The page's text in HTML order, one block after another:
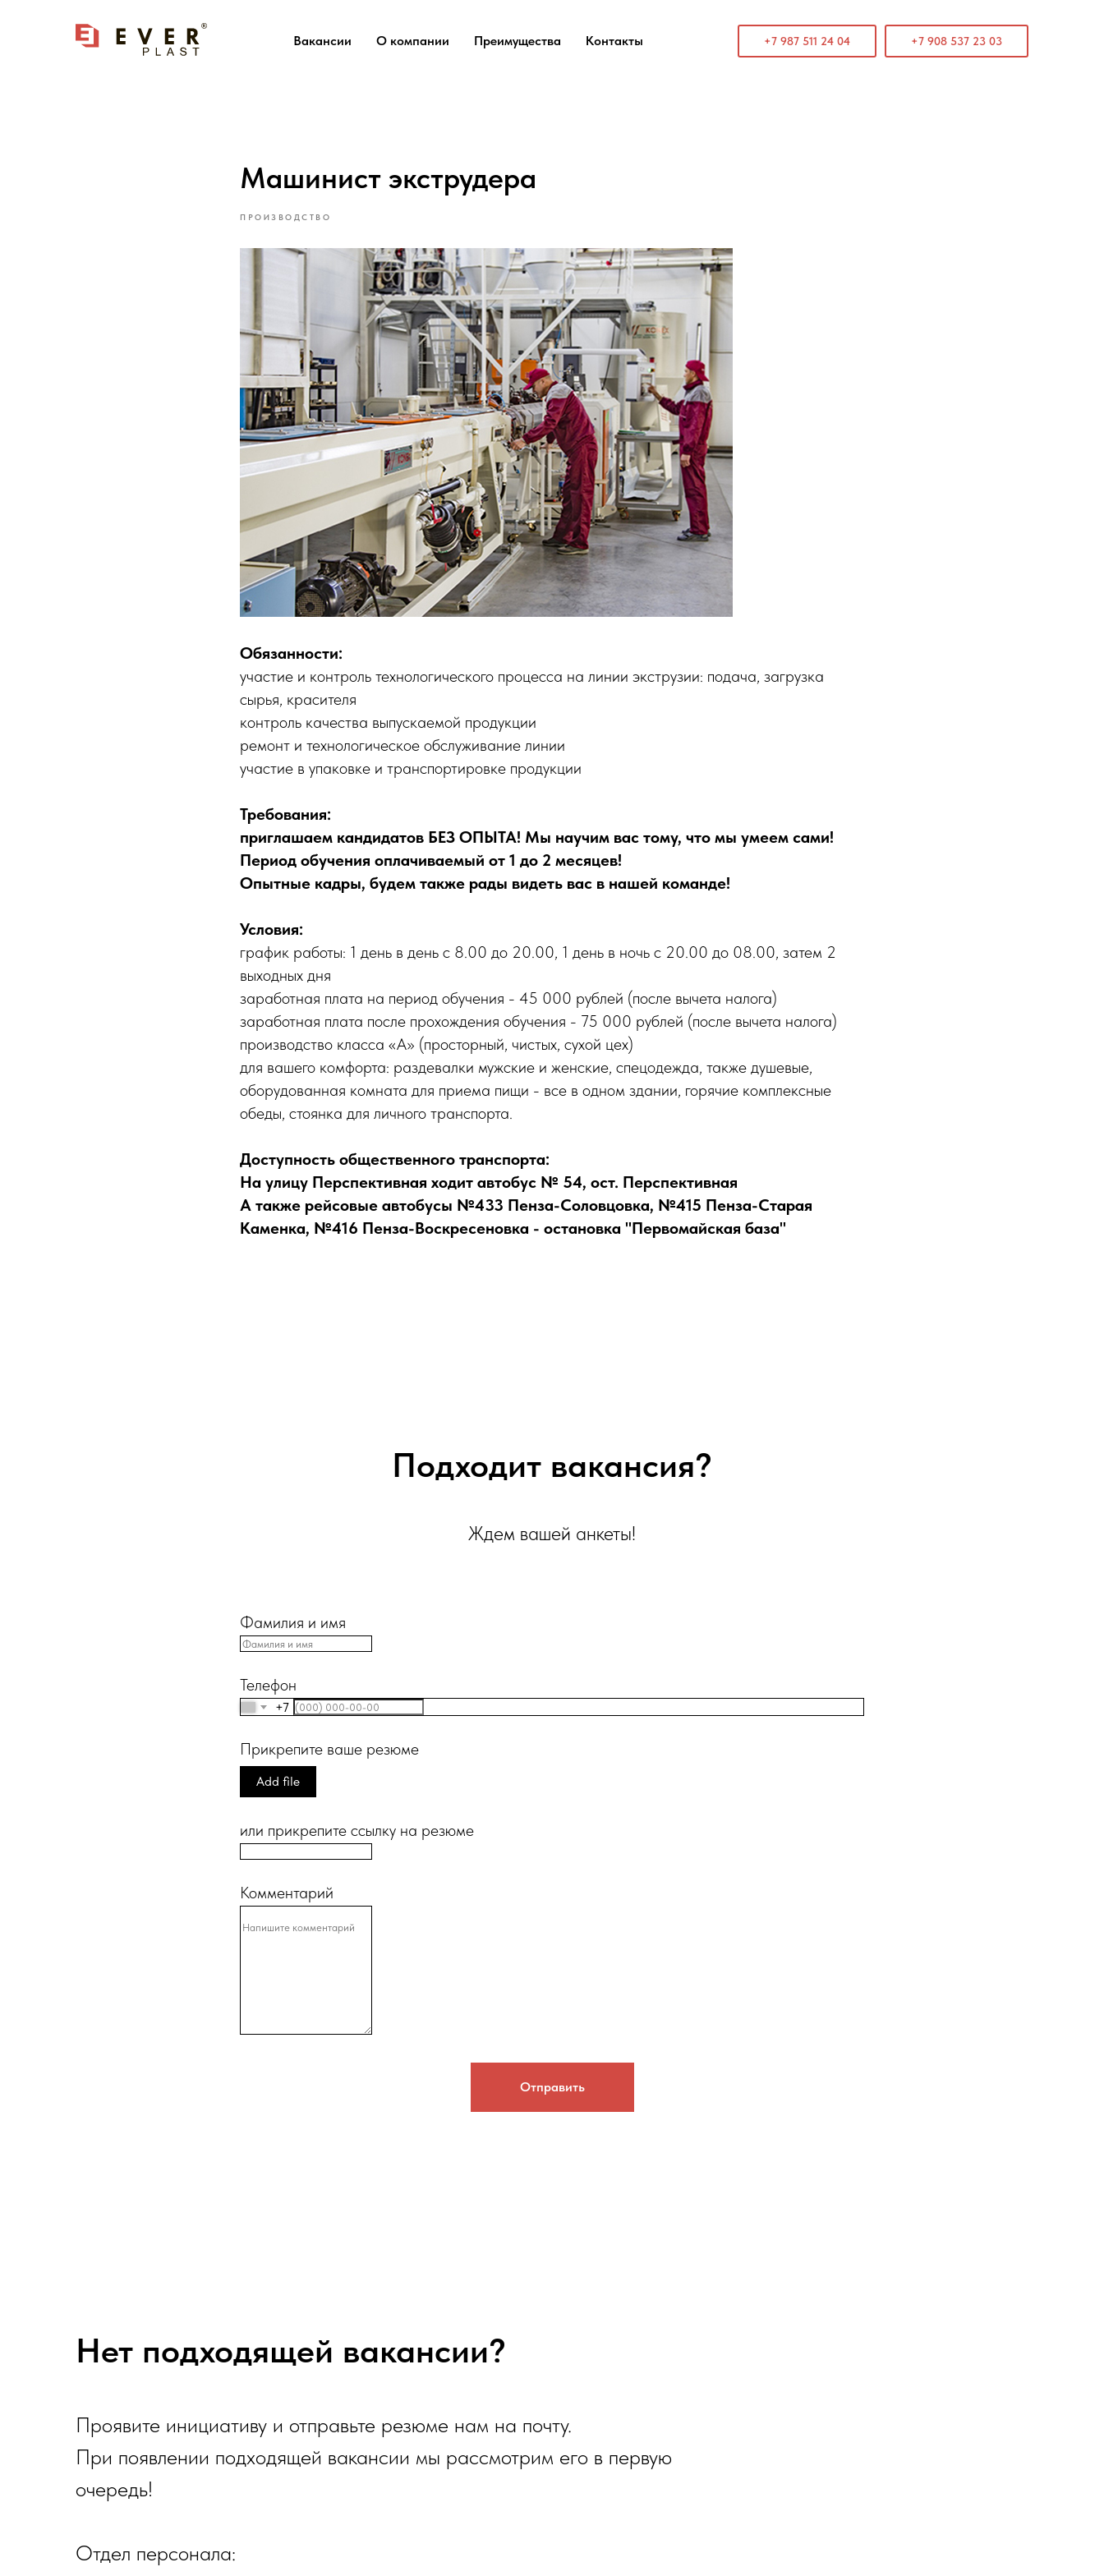
Вакансии О компании Преимущества Контакты +7 987 511 24 04 +7 908 537 23 03
Машинист экструдера
ПРОИЗВОДСТВО
Обязанности:
участие и контроль технологического процесса на линии экструзии: подача, загрузка
сырья, красителя
контроль качества выпускаемой продукции
ремонт и технологическое обслуживание линии
участие в упаковке и транспортировке продукции
Требования:
приглашаем кандидатов БЕЗ ОПЫТА! Мы научим вас тому, что мы умеем сами!
Период обучения оплачиваемый от 1 до 2 месяцев!
Опытные кадры, будем также рады видеть вас в нашей команде!
Условия:
график работы: 1 день в день с 8.00 до 20.00, 1 день в ночь с 20.00 до 08.00, затем 2
выходных дня
заработная плата на период обучения - 45 000 рублей (после вычета налога)
заработная плата после прохождения обучения - 75 000 рублей (после вычета налога)
производство класса «А» (просторный, чистых, сухой цех)
для вашего комфорта: раздевалки мужские и женские, спецодежда, также душевые,
оборудованная комната для приема пищи - все в одном здании, горячие комплексные
обеды, стоянка для личного транспорта.
Доступность общественного транспорта:
На улицу Перспективная ходит автобус № 54, ост. Перспективная
А также рейсовые автобусы №433 Пенза-Соловцовка, №415 Пенза-Старая
Каменка, №416 Пенза-Воскресеновка - остановка "Первомайская база"
Подходит вакансия?
Ждем вашей анкеты!
Фамилия и имя
Телефон
+7
Прикрепите ваше резюме
Add file
или прикрепите ссылку на резюме
Комментарий
Отправить
Нет подходящей вакансии?
Проявите инициативу и отправьте резюме нам на почту.
При появлении подходящей вакансии мы рассмотрим его в первую
очередь!
Отдел персонала: